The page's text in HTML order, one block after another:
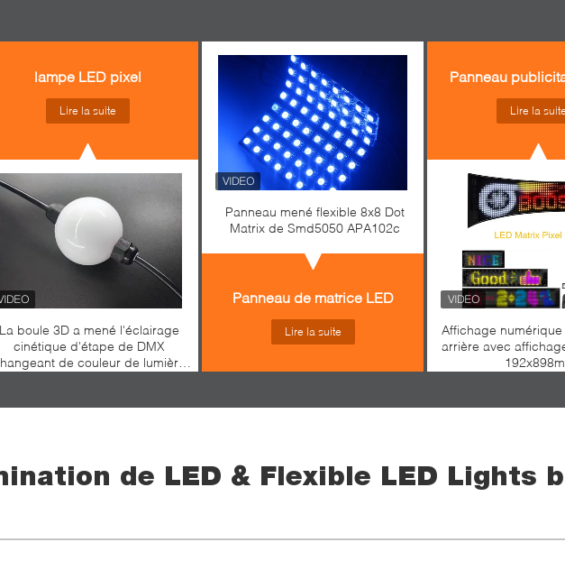
lampe LED pixel
Lire la suite
La boule 3D a mené l'éclairage
cinétique d'étape de DMX
de couleur de lumière
Panneau mené flexible 8x8 Dot
Matrix de Smd5050 APA102c
Panneau de matrice LED
Lire la suite
Panneau
Lire la suite
Affichage
arrière avec
de LED & Flexible LED Lights